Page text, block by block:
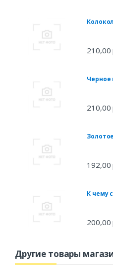
210,00
Черное
210,00
192,00
К чему
200,00
Другие товары